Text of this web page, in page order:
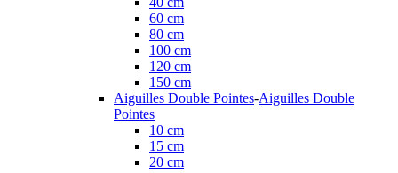
60 cm
80 cm
100 cm
120 cm
150 cm
Aiguilles Double Pointes-Aiguilles Double
Pointes
10 cm
15 cm
20 cm